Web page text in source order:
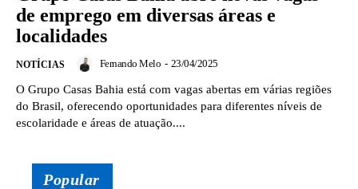
de emprego em diversas áreas e
localidades
NOTÍCIAS Fernando Melo - 23/04/2025
O Grupo Casas Bahia está com vagas abertas em várias regiões
do Brasil, oferecendo oportunidades para diferentes níveis de
escolaridade e áreas de atuação....
Popular